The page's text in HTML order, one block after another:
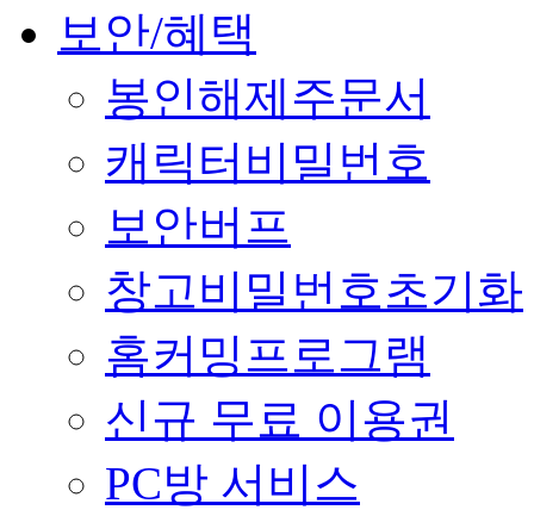
보안/혜택
봉인해제주문서
캐릭터비밀번호
보안버프
창고비밀번호초기화
홈커밍프로그램
신규 무료 이용권
PC방 서비스